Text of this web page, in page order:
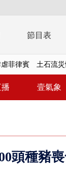
節目表
虐菲律賓 土石流災
／8見面會限40粉
版超人氣限量特典
！ 證實慈濟買BNT
豪宅藏「9千萬鈔
壹氣象
頭種豬